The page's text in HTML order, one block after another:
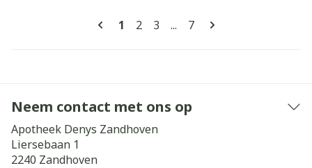
Pagina's
U lees momenteel pagina
1 Pagina
2 Pagina
3 ... Pagina
7
Neem contact met ons op
Apotheek Denys Zandhoven
Liersebaan 1
2240 Zandhoven